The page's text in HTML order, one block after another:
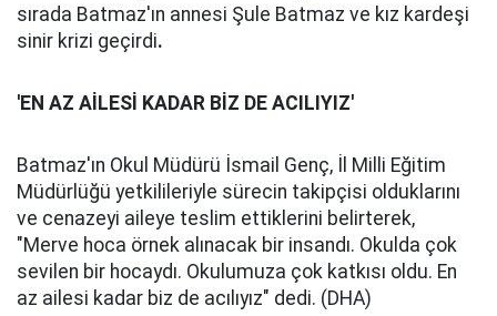
sırada Batmaz'ın annesi Şule Batmaz ve kız kardeşi
sinir krizi geçirdi.
'EN AZ AİLESİ KADAR BİZ DE ACILIYIZ'
Batmaz'ın Okul Müdürü İsmail Genç, İl Milli Eğitim
Müdürlüğü yetkilileriyle sürecin takipçisi olduklarını
ve cenazeyi aileye teslim ettiklerini belirterek,
"Merve hoca örnek alınacak bir insandı. Okulda çok
sevilen bir hocaydı. Okulumuza çok katkısı oldu. En
az ailesi kadar biz de acılıyız" dedi. (DHA)